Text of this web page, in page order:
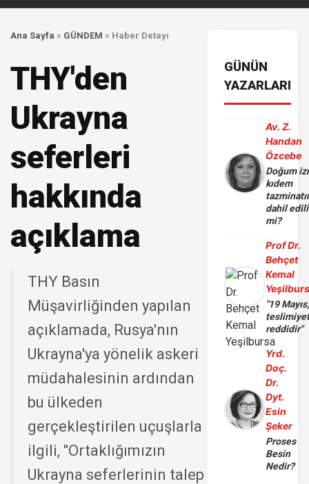
Ana Sayfa » GÜNDEM » Haber Detayı
THY'den
Ukrayna
seferleri
hakkında
açıklama
THY Basın
Müşavirliğinden yapılan
açıklamada, Rusya'nın
Ukrayna'ya yönelik askeri
müdahalesinin ardından
bu ülkeden
gerçekleştirilen uçuşlarla
ilgili, "Ortaklığımızın
Ukrayna seferlerinin talep
GÜNÜN
YAZARLARI
Av. Z.
Handan
Özcebe
Doğum
kıdem
dahil
mi?
Prof Dr.
Behçet
Kemal
"19 Mayıs,
reddidir"
Yrd.
Doç.
Dr.
Dyt.
Esin
Şeker
Proses
Besin
Nedir?